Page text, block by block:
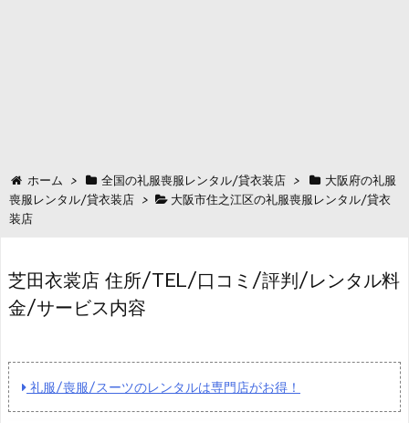
ホーム > 全国の礼服喪服レンタル/貸衣装店 >
大阪府の礼服
喪服レンタル/貸衣装店 >
大阪市住之江区の礼服喪服レンタル/貸衣
装店
芝田衣裳店 住所/TEL/口コミ/評判/レンタル料
金/サービス内容
礼服/喪服/スーツのレンタルは専門店がお得！